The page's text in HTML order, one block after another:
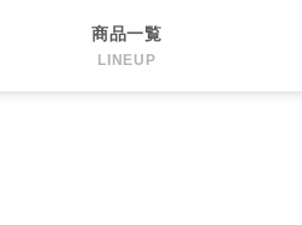
商品一覧
LINEUP